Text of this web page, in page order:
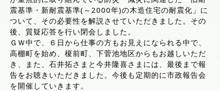
震基準・新耐震基準(～2000年)の木造住宅の耐震化」に
ついて、その必要性を解説させていただきました。その
後、質疑応答を行い閉会しました。
ＧＷ中で、６日から仕事の方もお見えになられる中で、
高棚町を始め、榎前町、下菅池地区からもお越しいただ
き、また、石井拓さまと今井隆喜さまには、最後まで報
告をお聴きいただきました。今後も定期的に市政報告会
を開催していきます。